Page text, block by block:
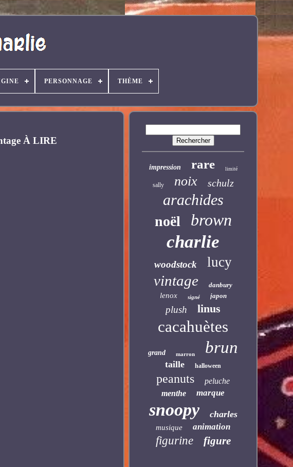
PERSONNAGE THÈME
À LIRE
impression rare limité
sally noix schulz
arachides
noël brown
charlie
woodstock lucy
vintage danbury
lenox signé japon
plush linus
cacahuètes
grand marron brun
taille halloween
peanuts
peluche
menthe
marque
snoopy charles
musique animation
figurine figure